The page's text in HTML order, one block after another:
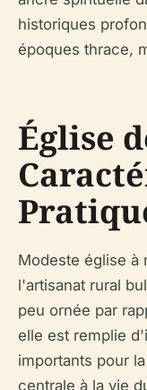
historiques
époques thrace,
Église
Modeste église à
l'artisanat rural
peu ornée par
elle est remplie
importants pour
centrale à la vie